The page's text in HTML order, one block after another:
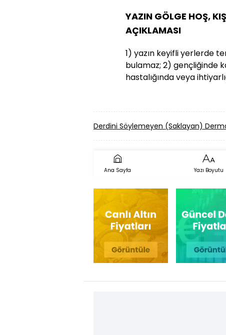
YAZIN GÖLGE HOŞ,
AÇIKLAMASI
1) yazın keyifli yerlerde
bulamaz; 2) gençliğinde
hastalığında veya
Derdini Söylemeyen (Saklayan)
Ana Sayfa Yazı Boyutu